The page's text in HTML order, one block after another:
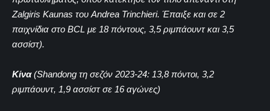
Ζalgiris Kaunas του Andrea Trinchieri. Έπαιξε και σε 2
παιχνίδια στο BCL με 18 πόντους, 3,5 ριμπάουντ και 3,5
ασσίστ).
Κίνα(Shandong τη σεζόν 2023-24: 13,8 πόντοι, 3,2
ριμπάουντ, 1,9 ασσίστ σε 16 αγώνες)